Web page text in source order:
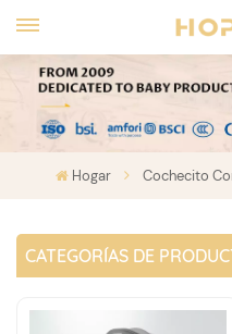
Hogar Cochecito
CATEGORÍAS DE